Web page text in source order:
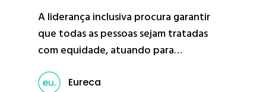
A liderança inclusiva procura garantir
que todas as pessoas sejam tratadas
com equidade, atuando para…
Eureca